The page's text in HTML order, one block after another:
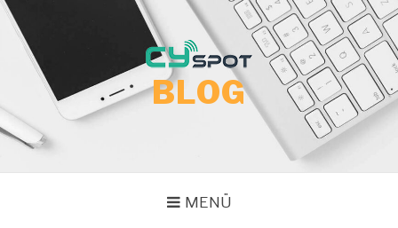
İçeriğe
atla
BLOG
MENÜ